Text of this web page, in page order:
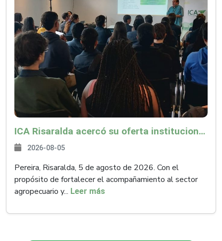
ICA Risaralda acercó su oferta institucional a productores y emprendedores en Expocamello
2026-08-05
Pereira, Risaralda, 5 de agosto de 2026. Con el
propósito de fortalecer el acompañamiento al sector
agropecuario y... Leer más